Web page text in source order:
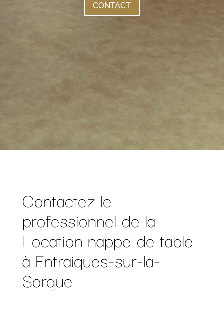
CONTACT
Contactez le
professionnel de la
Location nappe de table
à Entraigues-sur-la-
Sorgue